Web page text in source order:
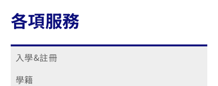
各項服務
入學&註冊
學籍